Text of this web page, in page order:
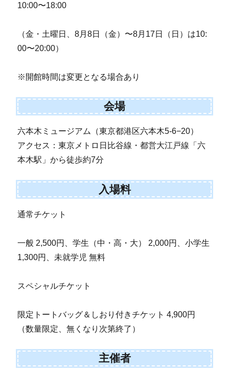
10:00〜18:00
（金・土曜日、8月8日（金）〜8月17日（日）は10:
00〜20:00）
※開館時間は変更となる場合あり
会場
六本木ミュージアム（東京都港区六本木5-6−20）
アクセス：東京メトロ日比谷線・都営大江戸線「六
本木駅」から徒歩約7分
入場料
通常チケット
一般 2,500円、学生（中・高・大） 2,000円、小学生
1,300円、未就学児 無料
スペシャルチケット
限定トートバッグ＆しおり付きチケット 4,900円
（数量限定、無くなり次第終了）
主催者